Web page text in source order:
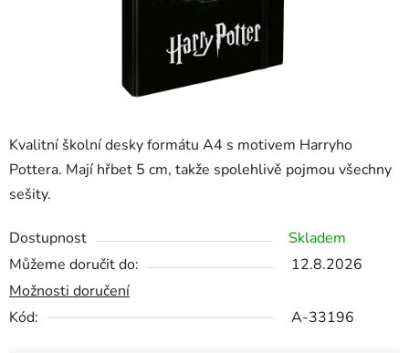
Kvalitní školní desky formátu A4 s motivem Harryho
Pottera. Mají hřbet 5 cm, takže spolehlivě pojmou všechny
sešity.
Dostupnost
Skladem
Můžeme doručit do:
12.8.2026
Možnosti doručení
Kód:
A-33196